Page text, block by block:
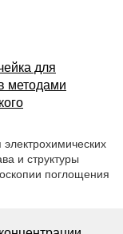
для
методами
и структуры
поглощения